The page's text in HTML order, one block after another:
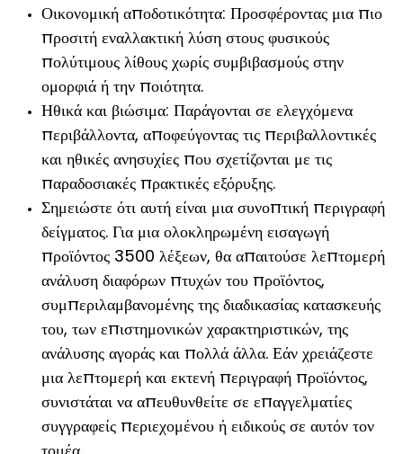
Οικονομική αποδοτικότητα: Προσφέροντας μια πιο
προσιτή εναλλακτική λύση στους φυσικούς
πολύτιμους λίθους χωρίς συμβιβασμούς στην
ομορφιά ή την ποιότητα.
Ηθικά και βιώσιμα: Παράγονται σε ελεγχόμενα
περιβάλλοντα, αποφεύγοντας τις περιβαλλοντικές
και ηθικές ανησυχίες που σχετίζονται με τις
παραδοσιακές πρακτικές εξόρυξης.
Σημειώστε ότι αυτή είναι μια συνοπτική περιγραφή
δείγματος. Για μια ολοκληρωμένη εισαγωγή
προϊόντος 3500 λέξεων, θα απαιτούσε λεπτομερή
ανάλυση διαφόρων πτυχών του προϊόντος,
συμπεριλαμβανομένης της διαδικασίας κατασκευής
του, των επιστημονικών χαρακτηριστικών, της
ανάλυσης αγοράς και πολλά άλλα. Εάν χρειάζεστε
μια λεπτομερή και εκτενή περιγραφή προϊόντος,
συνιστάται να απευθυνθείτε σε επαγγελματίες
συγγραφείς περιεχομένου ή ειδικούς σε αυτόν τον